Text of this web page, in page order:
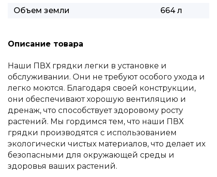
Объем земли 664 л
Описание товара
Наши ПВХ грядки легки в установке и
обслуживании. Они не требуют особого ухода и
легко моются. Благодаря своей конструкции,
они обеспечивают хорошую вентиляцию и
дренаж, что способствует здоровому росту
растений. Мы гордимся тем, что наши ПВХ
грядки производятся с использованием
экологически чистых материалов, что делает их
безопасными для окружающей среды и
здоровья ваших растений.